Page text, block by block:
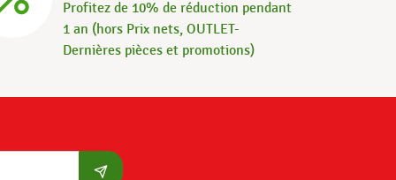
Profitez de 10% de réduction pendant
1 an (hors Prix nets, OUTLET-
Dernières pièces et promotions)